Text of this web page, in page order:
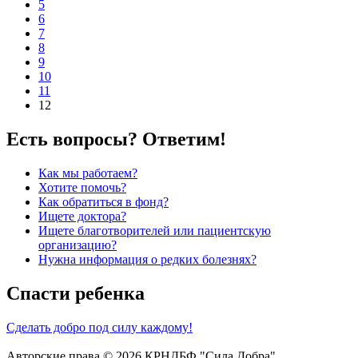
5
6
7
8
9
10
11
12
Есть вопросы? Ответим!
Как мы работаем?
Хотите помочь?
Как обратиться в фонд?
Ищете доктора?
Ищете благотворителей или пациентскую
организацию?
Нужна информация о редких болезнях?
Спасти ребенка
Сделать добро под силу каждому!